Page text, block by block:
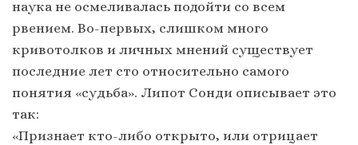
наука не осмеливалась подойти со всем
рвением. Во-первых, слишком много
кривотолков и личных мнений существует
последние лет сто относительно самого
понятия «судьба». Липот Сонди описывает это
так:
«Признает кто-либо открыто, или отрицает